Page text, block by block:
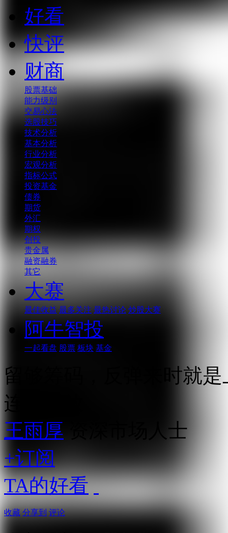
好看
快评
财商
股票基础
能力级别
交易心法
选股技巧
技术分析
基本分析
行业分析
宏观分析
指标公式
投资基金
债券
期货
外汇
期权
创投
贵金属
融资融券
其它
大赛
最佳收益 最多关注 最热讨论 炒股大赛
阿牛智投
一起看盘 股票 板块 基金
留够筹码，反弹来时就
连续播放
王雨厚
资深市场人士
+订阅
TA的好看
收藏 分享到 评论